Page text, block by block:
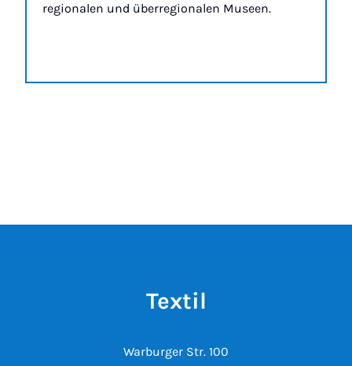
regionalen und überregionalen Museen.
Textil
Warburger Str. 100